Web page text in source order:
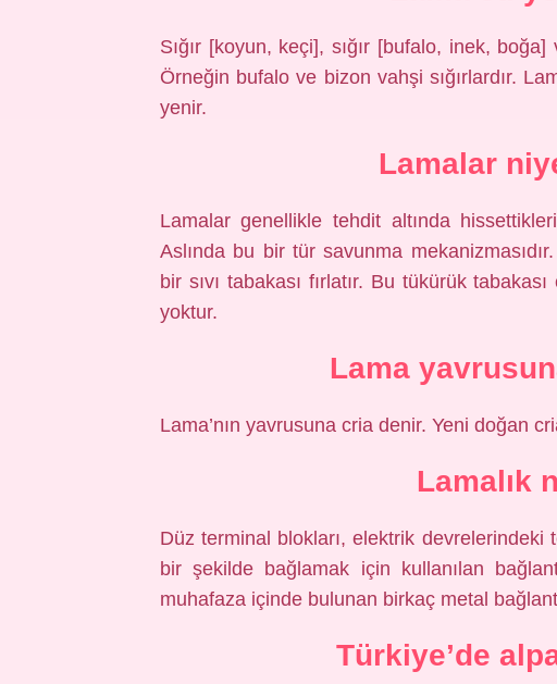
Sığır [koyun, keçi], sığır [bufalo, inek,
Örneğin bufalo ve bizon vahşi sığırlardır.
yenir.
Lamalar
Lamalar genellikle tehdit altında
Aslında bu bir tür savunma
bir sıvı tabakası fırlatır. Bu tükürük
yoktur.
Lama
Lama’nın yavrusuna cria denir. Yeni doğan
Lamalık
Düz terminal blokları, elektrik devrelerindeki
bir şekilde bağlamak için kullanılan
muhafaza içinde bulunan birkaç metal
Türkiye’de